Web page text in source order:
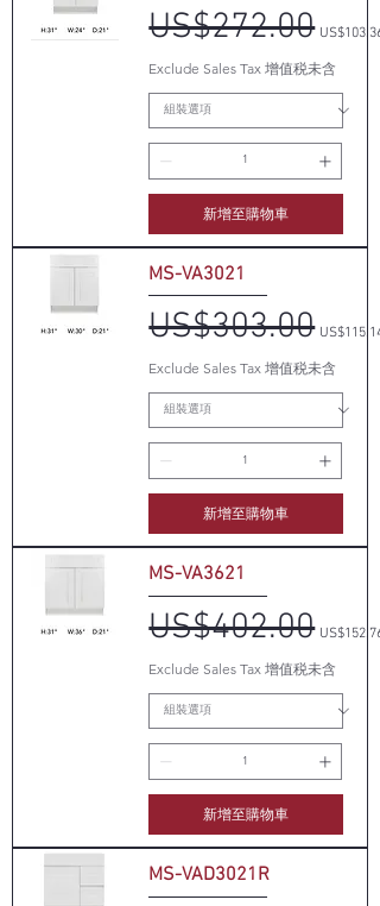
一般價格
US$272.00 US$103.36
Exclude Sales Tax 增值税未含
新增至購物車
MS-VA3021
一般價格
US$303.00 US$115.14
Exclude Sales Tax 增值税未含
新增至購物車
MS-VA3621
一般價格
US$402.00 US$152.76
Exclude Sales Tax 增值税未含
新增至購物車
MS-VAD3021R